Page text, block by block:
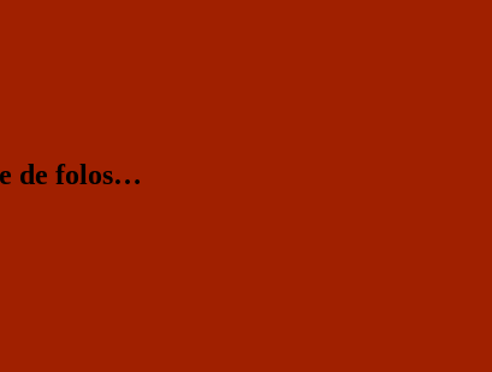
de folos…